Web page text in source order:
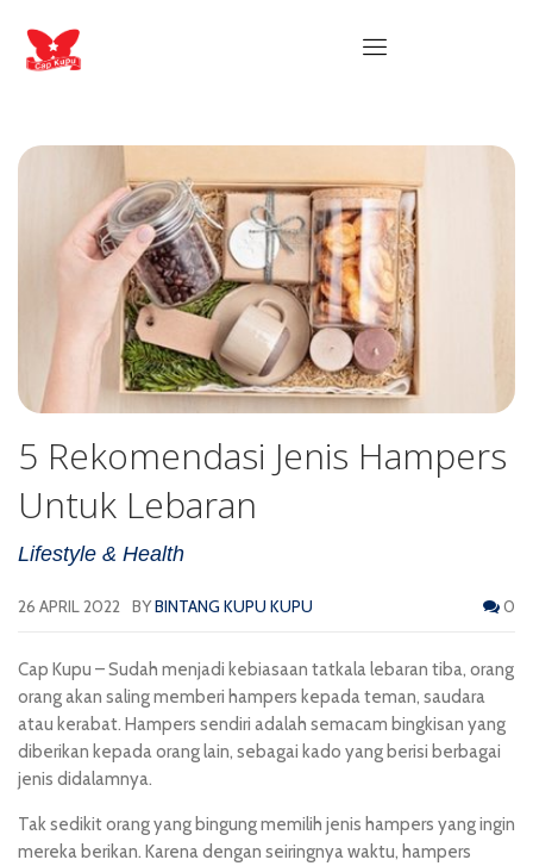
5 Rekomendasi Jenis Hampers
Untuk Lebaran
Lifestyle & Health
26 APRIL 2022 BYBINTANG KUPU KUPU 0
Cap Kupu – Sudah menjadi kebiasaan tatkala lebaran tiba, orang
orang akan saling memberi hampers kepada teman, saudara
atau kerabat. Hampers sendiri adalah semacam bingkisan yang
diberikan kepada orang lain, sebagai kado yang berisi berbagai
jenis didalamnya.
Tak sedikit orang yang bingung memilih jenis hampers yang ingin
mereka berikan. Karena dengan seiringnya waktu, hampers